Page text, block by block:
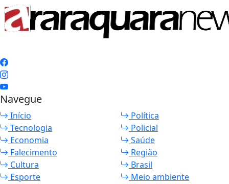
Navegue
Início
Política
Tecnologia
Policial
Economia
Saúde
Falecimento
Região
Cultura
Brasil
Esporte
Meio ambiente